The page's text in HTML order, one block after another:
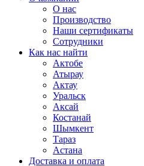
О нас
Производство
Наши сертификаты
Сотрудники
Как нас найти
Актобе
Атырау
Актау
Уральск
Аксай
Костанай
Шымкент
Тараз
Астана
Доставка и оплата